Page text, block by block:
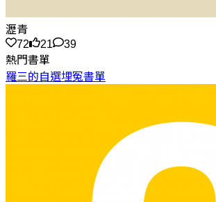
瀝青
72
21
39
熱門書單
羅三的自選埋冤書單